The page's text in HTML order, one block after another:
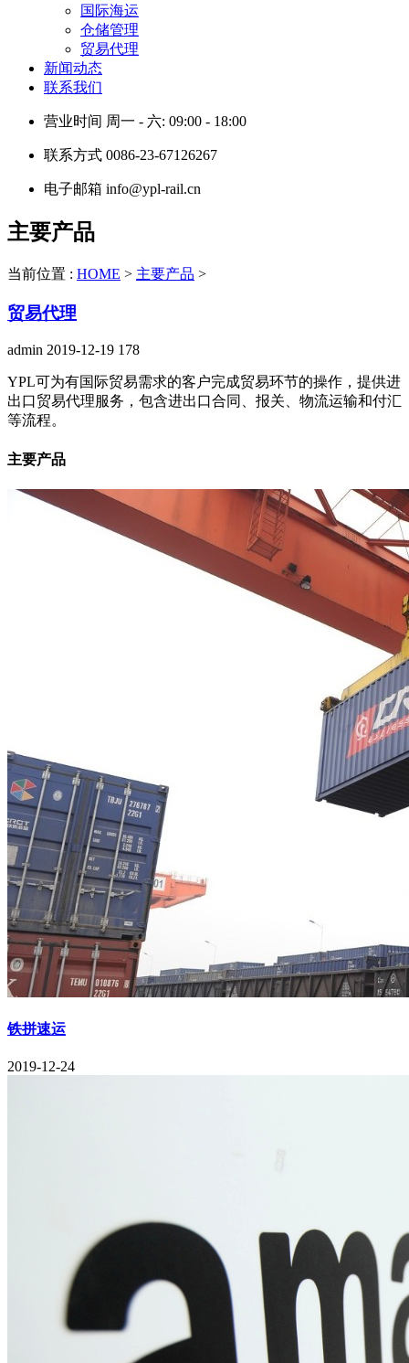
国际海运
仓储管理
贸易代理
新闻动态
联系我们
营业时间 周一 - 六: 09:00 - 18:00
联系方式 0086-23-67126267
电子邮箱 info@ypl-rail.cn
主要产品
当前位置 : HOME > 主要产品 >
贸易代理
admin 2019-12-19 178
YPL可为有国际贸易需求的客户完成贸易环节的操作，提供进
出口贸易代理服务，包含进出口合同、报关、物流运输和付汇
等流程。
主要产品
铁拼速运
2019-12-24